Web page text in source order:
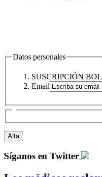
Datos personales
SUSCRIPCIÓN
Email
Síganos en Twitter